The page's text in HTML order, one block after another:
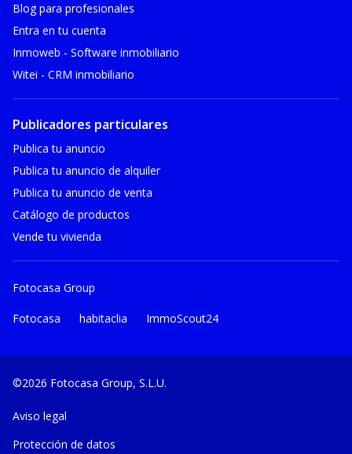
Blog para profesionales
Entra en tu cuenta
Inmoweb - Software inmobiliario
Witei - CRM inmobiliario
Publicadores particulares
Publica tu anuncio
Publica tu anuncio de alquiler
Publica tu anuncio de venta
Catálogo de productos
Vende tu vivienda
Fotocasa Group
Fotocasa habitaclia ImmoScout24
©2026 Fotocasa Group, S.L.U.
Aviso legal
Protección de datos